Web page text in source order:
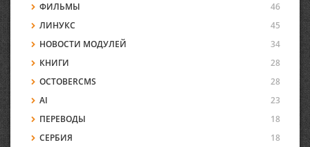
ФИЛЬМЫ
46
ЛИНУКС
45
НОВОСТИ МОДУЛЕЙ
34
КНИГИ
28
OCTOBERCMS
28
AI
23
ПЕРЕВОДЫ
18
СЕРБИЯ
18